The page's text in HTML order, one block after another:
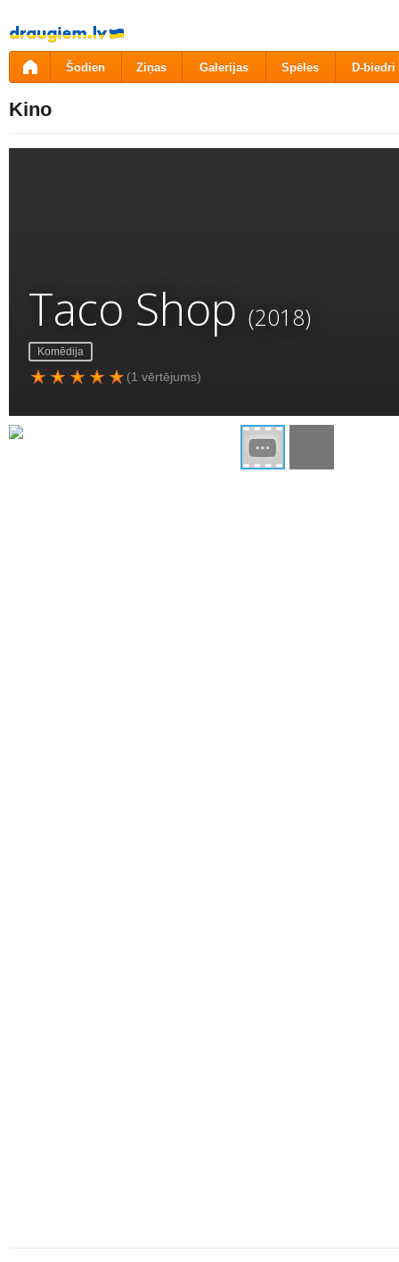
Pāriet
uz
saturu
Šodien Ziņas Galerijas Spēles D-biedri
Kino
Taco Shop (2018)
Komēdija
(1 vērtējums)